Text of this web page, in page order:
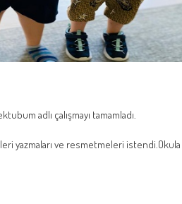
adlı çalışmayı tamamladı.
ve resmetmeleri istendi.Okula